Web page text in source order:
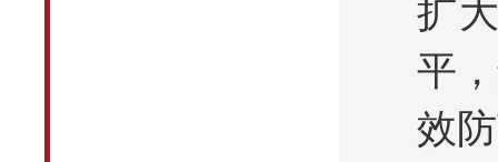
扩
平
效